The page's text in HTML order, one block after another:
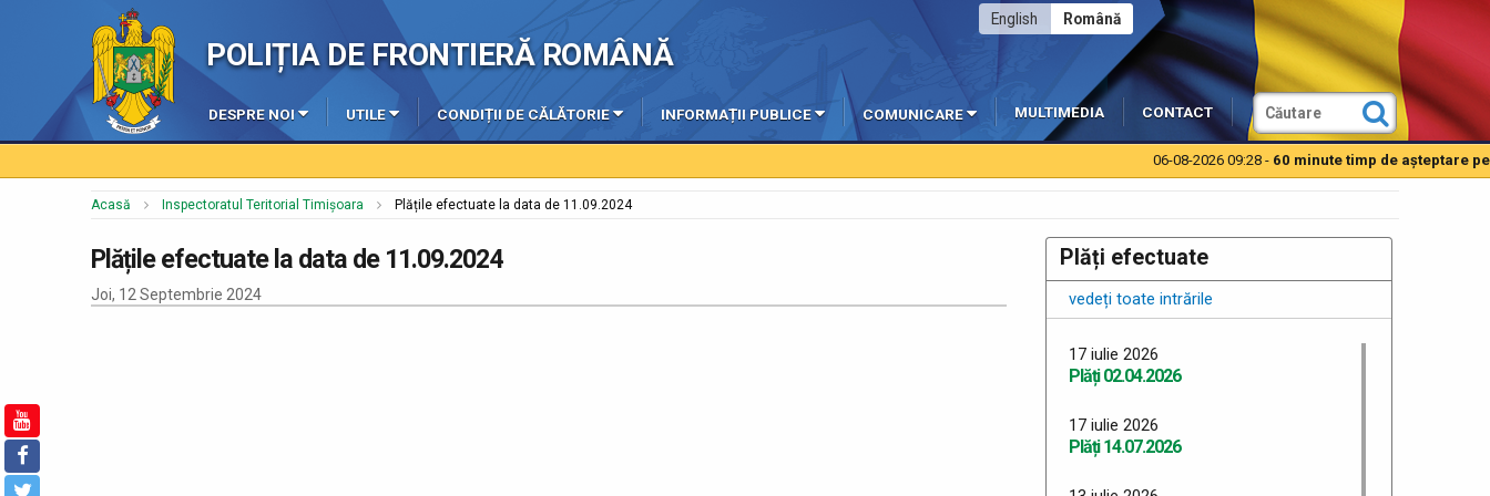
POLIȚIA DE FRONTIERĂ ROMÂNĂ
Română
English
DESPRE NOI UTILE CONDIȚII DE CĂLĂTORIE INFORMAȚII PUBLICE COMUNICARE MULTIMEDIA CONTACT
06-08-2026 09:28 -60 minute timp de aşteptare
Acasă Inspectoratul Teritorial Timișoara Plățile efectuate la data de 11.09.2024
Plățile efectuate la data de 11.09.2024
Joi, 12 Septembrie 2024
Plăți efectuate
vedeți toate intrările
17 iulie 2026
Plăți 02.04.2026
17 iulie 2026
Plăți 14.07.2026